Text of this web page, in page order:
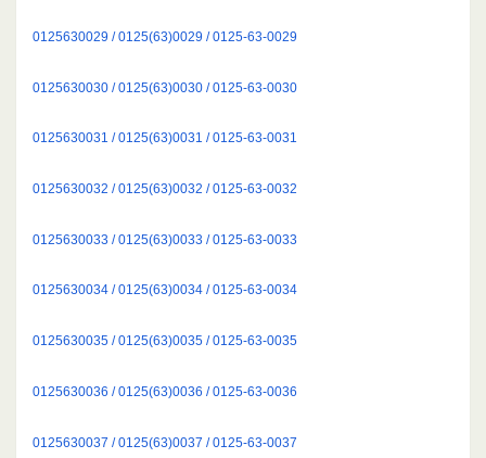
0125630029 / 0125(63)0029 / 0125-63-0029
0125630030 / 0125(63)0030 / 0125-63-0030
0125630031 / 0125(63)0031 / 0125-63-0031
0125630032 / 0125(63)0032 / 0125-63-0032
0125630033 / 0125(63)0033 / 0125-63-0033
0125630034 / 0125(63)0034 / 0125-63-0034
0125630035 / 0125(63)0035 / 0125-63-0035
0125630036 / 0125(63)0036 / 0125-63-0036
0125630037 / 0125(63)0037 / 0125-63-0037